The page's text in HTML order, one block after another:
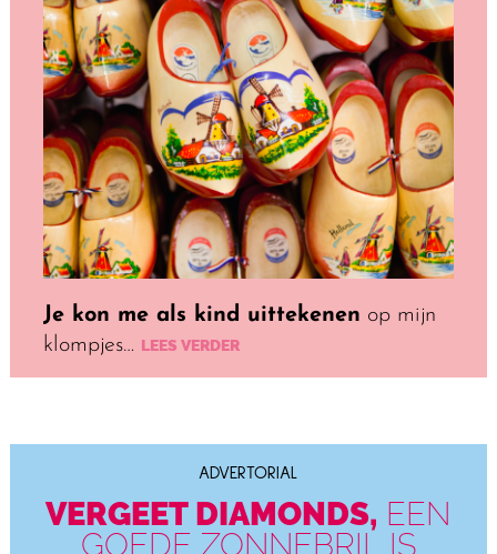
Je kon me als kind uittekenen op mijn
klompjes… LEES VERDER
ADVERTORIAL
VERGEET DIAMONDS, EEN
GOEDE ZONNE­BRIL IS